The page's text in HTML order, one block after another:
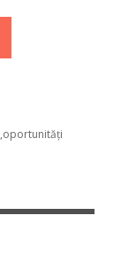
oportunități